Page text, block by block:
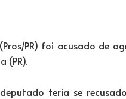
PR) foi acusado de
(PR).
teria se